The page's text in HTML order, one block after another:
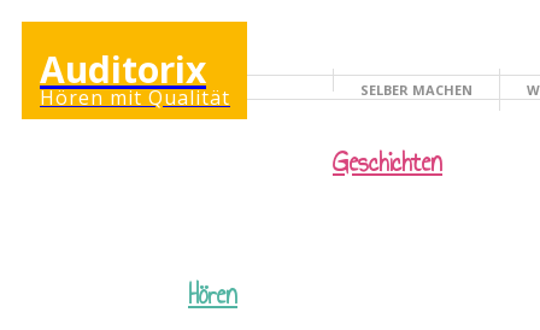
Auditorix
Hören mit Qualität KINDERSEITE
SELBER MACHEN
Hören
Geschichten